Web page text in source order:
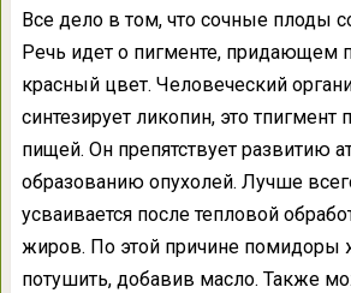
Все дело в том, что сочные плоды
Речь идет о пигменте, придающем
красный цвет. Человеческий
синтезирует ликопин, это тпигмент
пищей. Он препятствует развитию
образованию опухолей. Лучше
усваивается после тепловой
жиров. По этой причине помидоры
потушить, добавив масло. Также